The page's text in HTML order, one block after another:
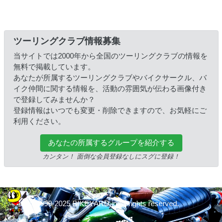
ツーリングクラブ情報募集
当サイトでは2000年から全国のツーリングクラブの情報を
無料で掲載しています。
あなたが所属するツーリングクラブやバイクサークル、バ
イク仲間に関する情報を、活動の雰囲気が伝わる画像付き
で登録してみませんか？
登録情報はいつでも変更・削除できますので、お気軽にご
利用ください。
あなたの所属するグループを紹介する
カンタン！ 面倒な会員登録なしにスグに登録！
© 1999-2025 BIKEYARD.jp All rights reserved.